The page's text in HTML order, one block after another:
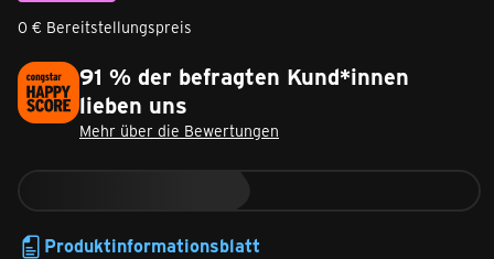
0 € Bereitstellungspreis
91 % der befragten Kund*innen
lieben uns
Mehr über die Bewertungen
Produktinformationsblatt